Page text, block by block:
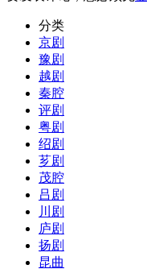
分类
京剧
豫剧
越剧
秦腔
评剧
粤剧
绍剧
芗剧
茂腔
吕剧
川剧
庐剧
扬剧
昆曲